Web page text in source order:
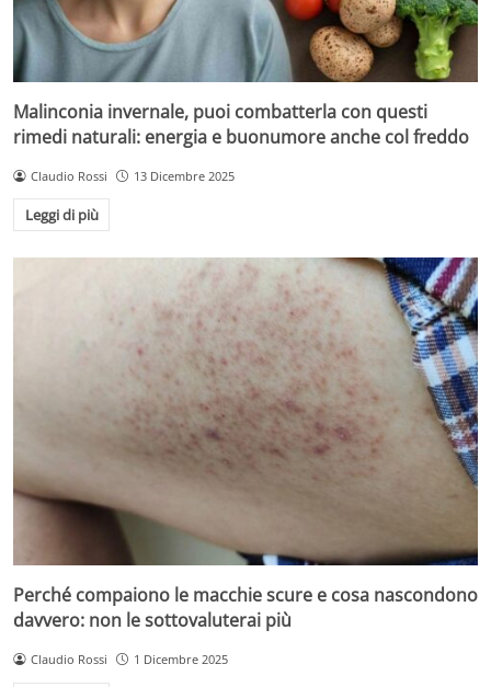
Malinconia invernale, puoi combatterla con questi
rimedi naturali: energia e buonumore anche col freddo
Claudio Rossi 13 Dicembre 2025
Leggi di più
Perché compaiono le macchie scure e cosa nascondono
davvero: non le sottovaluterai più
Claudio Rossi 1 Dicembre 2025